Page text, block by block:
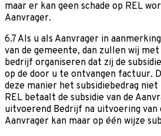
maar er kan geen schade op REL
Aanvrager.
6.7 Als u als Aanvrager in
van de gemeente, dan zullen wij
bedrijf organiseren dat zij de
op de door u te ontvangen factuur.
deze manier het subsidiebedrag
REL betaalt de subsidie van de
uitvoerend Bedrijf na uitvoering van
Aanvrager kan maar op één wijze